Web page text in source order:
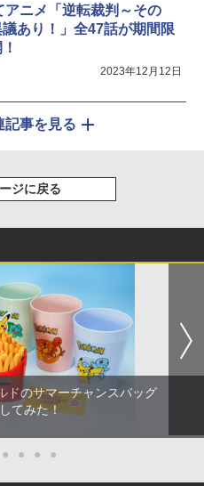
アニメ「逆転裁判～その
議あり！」全47話が期間限
2023年12月12日
記事を見る
ジに戻る
ドのサマーチャンスバッグ
てみた！
● ● ● ●